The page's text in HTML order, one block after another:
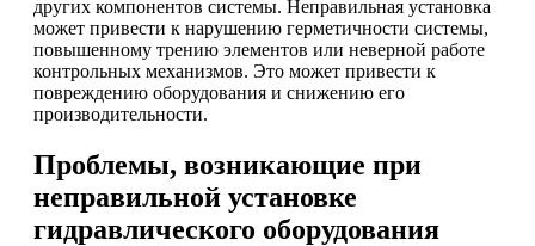
других компонентов системы. Неправильная установка
может привести к нарушению герметичности системы,
повышенному трению элементов или неверной работе
контрольных механизмов. Это может привести к
повреждению оборудования и снижению его
производительности.
Проблемы, возникающие при
неправильной установке
гидравлического оборудования